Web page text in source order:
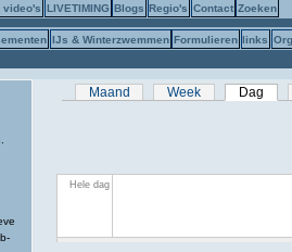
video's LIVETIMING Blogs Regio's Contact Zoeken
IJs & Winterzwemmen Formulieren links
Primaire tabs
Maand Week Dag
Hele dag